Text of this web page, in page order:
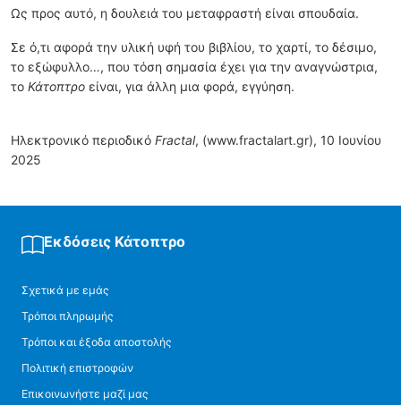
Ως προς αυτό, η δουλειά του μεταφραστή είναι σπουδαία.
Σε ό,τι αφορά την υλική υφή του βιβλίου, το χαρτί, το δέσιμο,
το εξώφυλλο…, που τόση σημασία έχει για την αναγνώστρια,
το Κάτοπτρο είναι, για άλλη μια φορά, εγγύηση.
Ηλεκτρονικό περιοδικό Fractal, (www.fractalart.gr), 10 Ιουνίου
2025
Εκδόσεις Κάτοπτρο
Σχετικά με εμάς
Τρόποι πληρωμής
Τρόποι και έξοδα αποστολής
Πολιτική επιστροφών
Επικοινωνήστε μαζί μας